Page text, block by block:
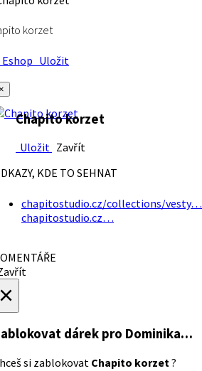
korzet
Uložit
Chapito korzet
Uložit Zavřít
KDE TO SEHNAT
chapitostudio.cz/collections/vesty…
chapitostudio.cz…
dárek pro Dominika…
si zablokovat Chapito korzet?